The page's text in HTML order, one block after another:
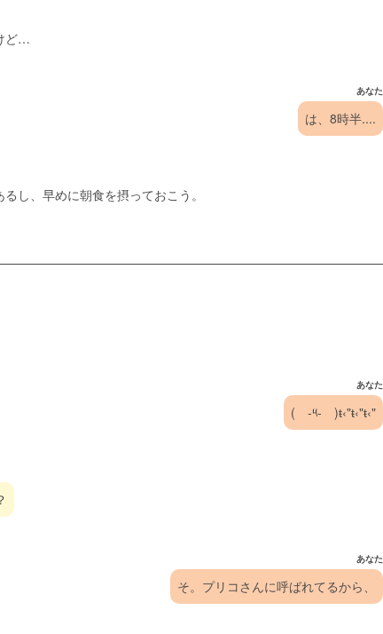
ど…
あなた
は、8時半....
し、早めに朝食を摂っておこう。
あなた
(　-༥-　)ŧ‹"ŧ‹"ŧ‹"
あなた
そ。プリコさんに呼ばれてるから、